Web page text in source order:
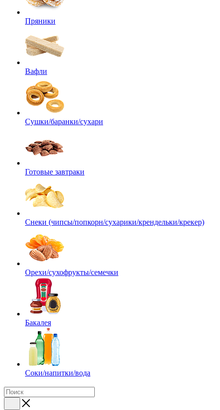
Пряники
Вафли
Сушки/баранки/сухари
Готовые завтраки
Снеки (чипсы/попкорн/сухарики/крендельки/крекер)
Орехи/сухофрукты/семечки
Бакалея
Соки/напитки/вода